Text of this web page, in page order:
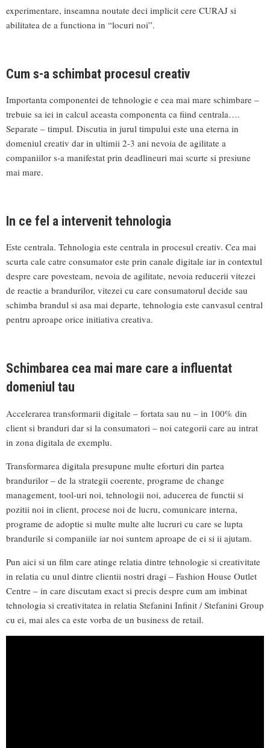
experimentare, inseamna noutate deci implicit cere CURAJ si
abilitatea de a functiona in “locuri noi”.
Cum s-a schimbat procesul creativ
Importanta componentei de tehnologie e cea mai mare schimbare –
trebuie sa iei in calcul aceasta componenta ca fiind centrala….
Separate – timpul. Discutia in jurul timpului este una eterna in
domeniul creativ dar in ultimii 2-3 ani nevoia de agilitate a
companiilor s-a manifestat prin deadlineuri mai scurte si presiune
mai mare.
In ce fel a intervenit tehnologia
Este centrala. Tehnologia este centrala in procesul creativ. Cea mai
scurta cale catre consumator este prin canale digitale iar in contextul
despre care povesteam, nevoia de agilitate, nevoia reducerii vitezei
de reactie a brandurilor, vitezei cu care consumatorul decide sau
schimba brandul si asa mai departe, tehnologia este canvasul central
pentru aproape orice initiativa creativa.
Schimbarea cea mai mare care a influentat
domeniul tau
Accelerarea transformarii digitale – fortata sau nu – in 100% din
client si branduri dar si la consumatori – noi categorii care au intrat
in zona digitala de exemplu.
Transformarea digitala presupune multe eforturi din partea
brandurilor – de la strategii coerente, programe de change
management, tool-uri noi, tehnologii noi, aducerea de functii si
pozitii noi in client, procese noi de lucru, comunicare interna,
programe de adoptie si multe multe alte lucruri cu care se lupta
brandurile si companiile iar noi suntem aproape de ei si ii ajutam.
Pun aici si un film care atinge relatia dintre tehnologie si creativitate
in relatia cu unul dintre clientii nostri dragi – Fashion House Outlet
Centre – in care discutam exact si precis despre cum am imbinat
tehnologia si creativitatea in relatia Stefanini Infinit / Stefanini Group
cu ei, mai ales ca este vorba de un business de retail.